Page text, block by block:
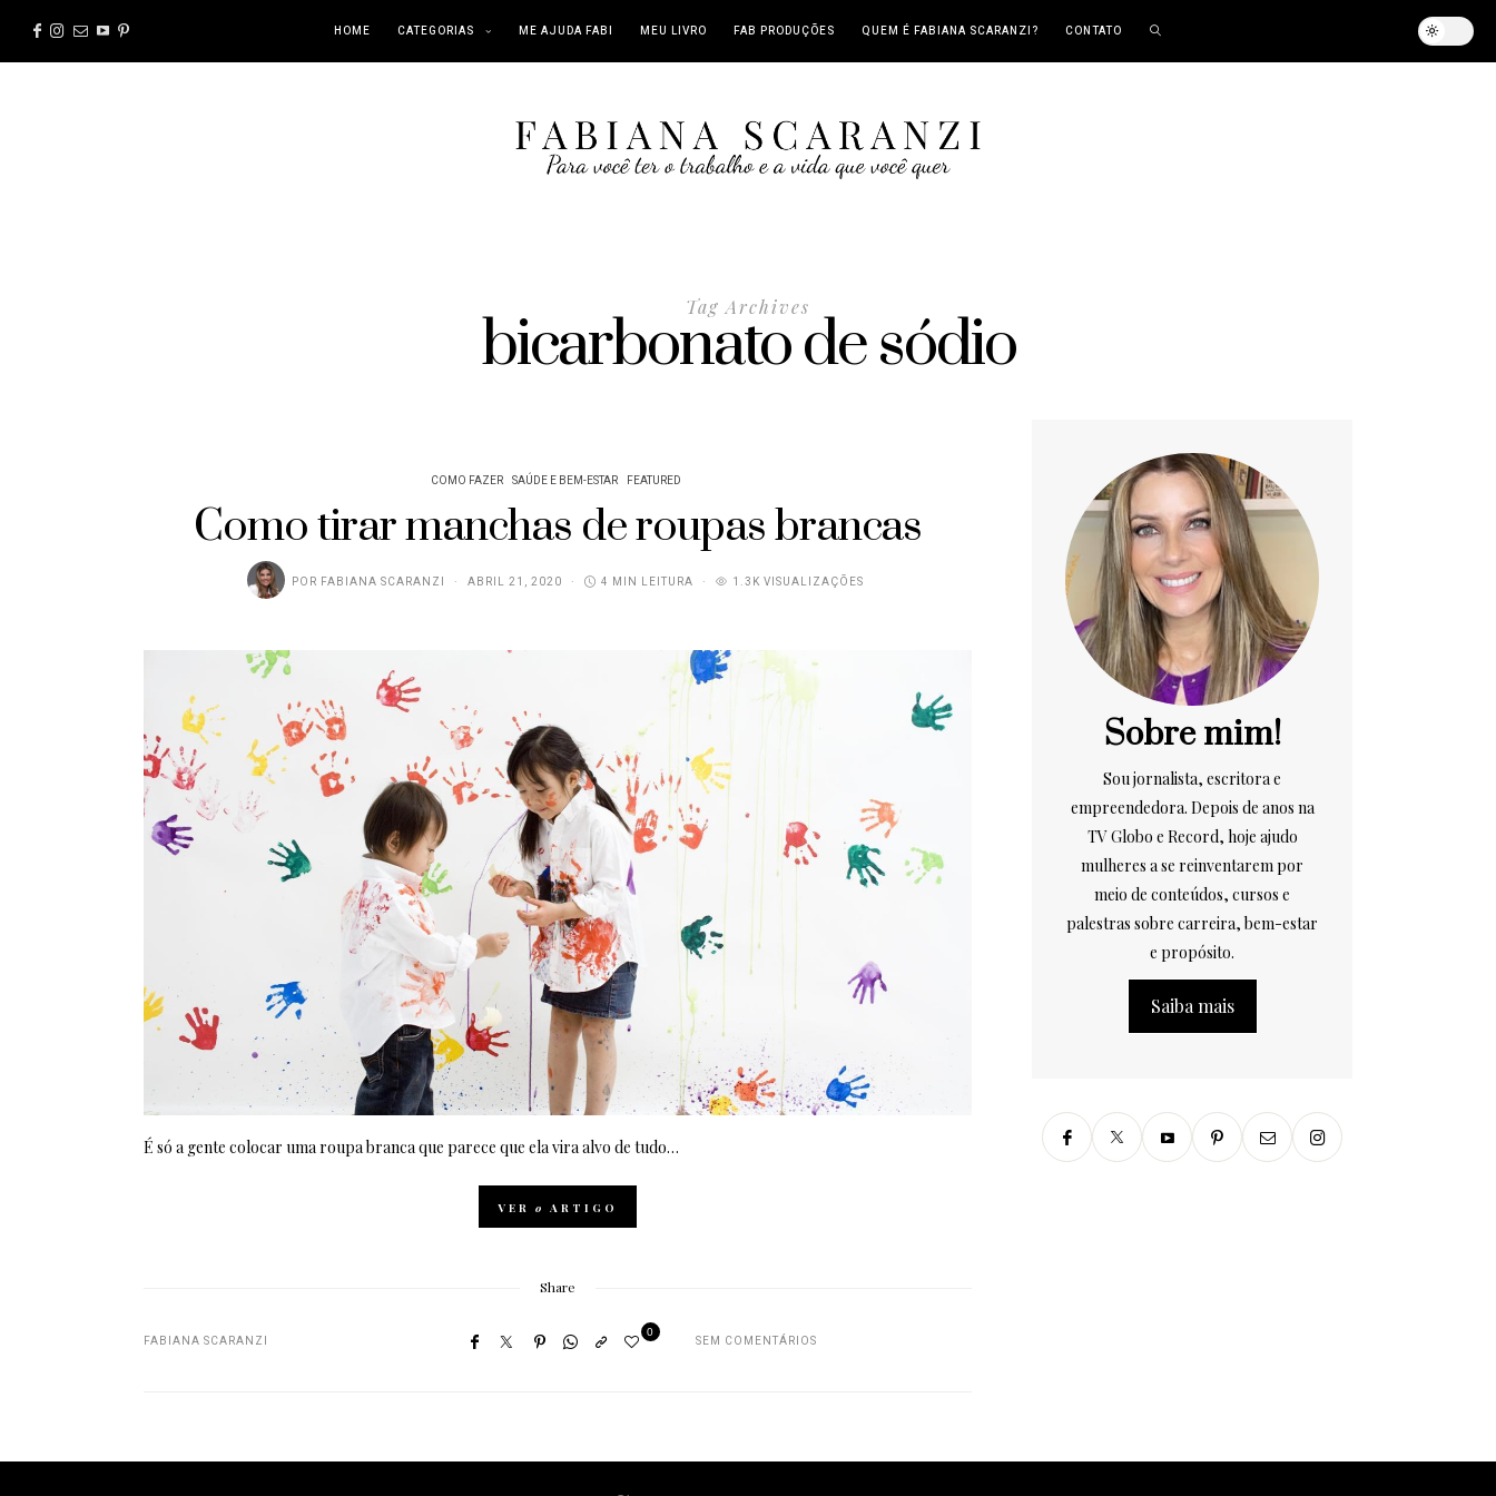
HOME CATEGORIAS ME AJUDA FABI MEU LIVRO FAB PRODUÇÕES QUEM É FABIANA SCARANZI? CONTATO
Tag Archives
bicarbonato de sódio
COMO FAZER SAÚDE E BEM-ESTAR FEATURED
Como tirar manchas de roupas brancas
POR FABIANA SCARANZI ABRIL 21, 2020 4 MIN LEITURA 1.3K VISUALIZAÇÕES
É só a gente colocar uma roupa branca que parece que ela vira alvo de tudo…
VER o ARTIGO
Share
FABIANA SCARANZI
0
SEM COMENTÁRIOS
Sobre mim!
Sou jornalista, escritora e
empreendedora. Depois de anos na
TV Globo e Record, hoje ajudo
mulheres a se reinventarem por
meio de conteúdos, cursos e
palestras sobre carreira, bem-estar
e propósito.
Saiba mais